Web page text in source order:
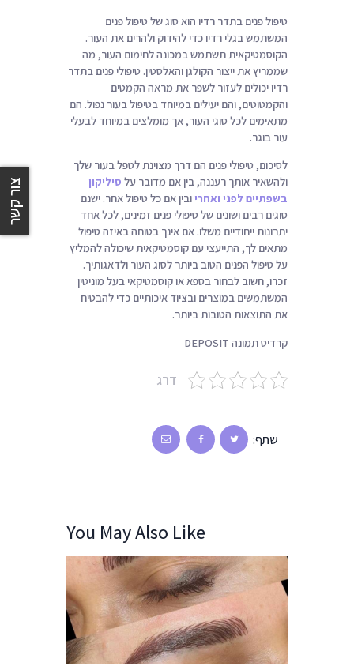
טיפול פנים בתדר רדיו הוא סוג של טיפול פנים
המשתמש בגלי רדיו כדי להידוק ולהרים את העור.
הקוסמטיקאית תשתמש במכונה לחימום העור, מה
שממריץ את ייצור הקולגן והאלסטין. טיפולי פנים בתדר
רדיו יכולים לעזור לשפר את מראה הקמטים
והקמטוטים, והם יעילים במיוחד בטיפול בעור נפול. הם
מתאימים לכל סוגי העור, אך מומלצים במיוחד לבעלי
עור בוגר.
לסיכום, טיפולי פנים הם דרך מצוינת לטפל בעור שלך
ולהשאיר אותך רעננה, בין אם מדובר על סיליקון
בשפתיים לפני ואחרי ובין אם כל טיפול אחר. ישנם
סוגים רבים ושונים של טיפולי פנים זמינים, לכל אחד
יתרונות ייחודיים משלו. אם אינך בטוחה באיזה טיפול
מתאים לך, התייעצי עם קוסמטיקאית שיכולה להמליץ
על טיפול הפנים הטוב ביותר לסוג העור ולדאגותיך.
זכרו, חשוב לבחור בספא או קוסמטיקאי בעל מוניטין
המשתמשים במוצרים ובציוד איכותיים כדי להבטיח
את התוצאות הטובות ביותר.
קרדיט תמונה DEPOSIT
דרג
שתף:
You May Also Like
צור קשר